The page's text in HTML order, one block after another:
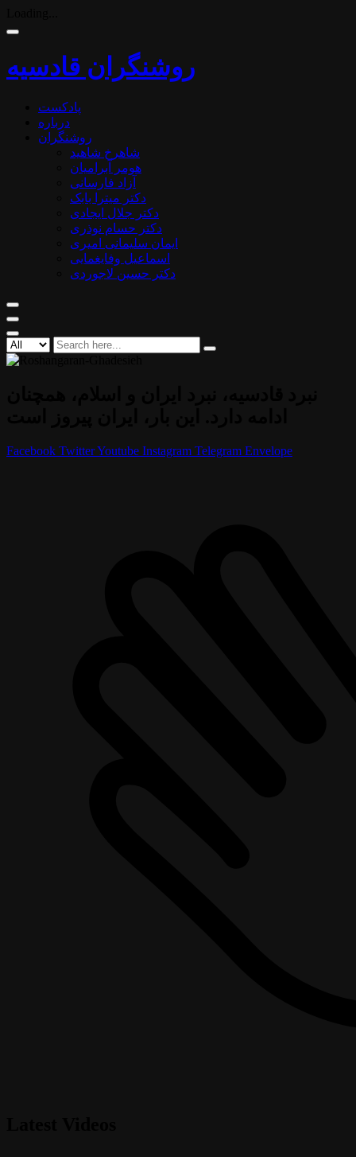
روشنگران قادسیه
پادکست
درباره
روشنگران
شاهرخ شاهید
هومر آبرامیان
آزاد فارسانی
دکتر میترا بابک
دکتر جلال ایجادی
دکتر حسام نوذری
ایمان سلیمانی امیری
اسماعیل وفایغمایی
دکتر حسین لاجوردی
Facebook TwitterYoutube Instagram Telegram Envelope